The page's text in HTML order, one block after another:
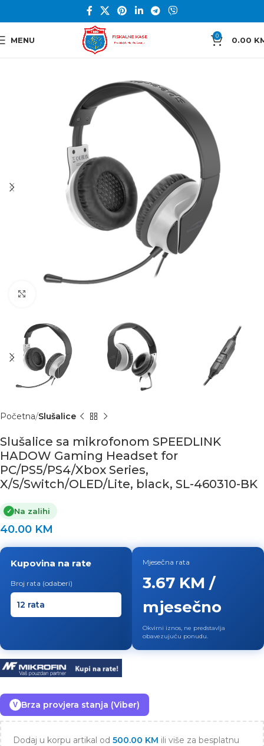
MENU 0 0.00
Početna Slušalice
Slušalice sa mikrofonom SPEEDLINK
HADOW Gaming Headset for
PC/PS5/PS4/Xbox Series,
X/S/Switch/OLED/Lite, black, SL-460310-BK
✓ Na zalihi
40.00 KM
Kupovina na rate
Broj rata (odaberi)
Mjesečna rata
3.67 KM /
mjesečno
Okvirni iznos, ne predstavlja
obavezujuću ponudu.
V Brza provjera stanja (Viber)
Dodaj u korpu artikal od 500.00 KM ili više za besplatnu